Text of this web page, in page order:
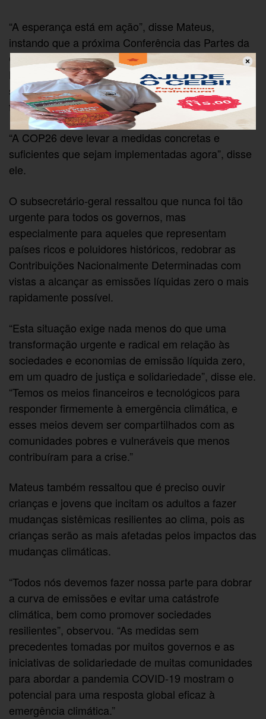
“A esperança está em ação”, disse Mateus,
instando que a próxima Conferência das Partes da
Convenção-Quadro das Nações Unidas sobre
Mudanças Climáticas, COP26, programada para
ser realizada em Glasgow de 1 a 12 de novembro,
formuta um plano de ação imediato.
“A COP26 deve levar a medidas concretas e
suficientes que sejam implementadas agora”, disse
ele.
O subsecretário-geral ressaltou que nunca foi tão
urgente para todos os governos, mas
especialmente para aqueles que representam
países ricos e poluidores históricos, redobrar as
Contribuições Nacionalmente Determinadas com
vistas a alcançar as emissões líquidas zero o mais
rapidamente possível.
“Esta situação exige nada menos do que uma
transformação urgente e radical em relação às
sociedades e economias de emissão líquida zero,
em um quadro de justiça e solidariedade”, disse ele.
“Temos os meios financeiros e tecnológicos para
responder firmemente à emergência climática, e
esses meios devem ser compartilhados com as
comunidades pobres e vulneráveis que menos
contribuíram para a crise.”
Mateus também ressaltou que é preciso ouvir
crianças e jovens que incitam os adultos a fazer
mudanças sistêmicas resilientes ao clima, pois as
crianças serão as mais afetadas pelos impactos das
mudanças climáticas.
“Todos nós devemos fazer nossa parte para dobrar
a curva de emissões e evitar uma catástrofe
climática, bem como promover sociedades
resilientes”, observou. “As medidas sem
precedentes tomadas por muitos governos e as
iniciativas de solidariedade de muitas comunidades
para abordar a pandemia COVID-19 mostram o
potencial para uma resposta global eficaz à
emergência climática.”